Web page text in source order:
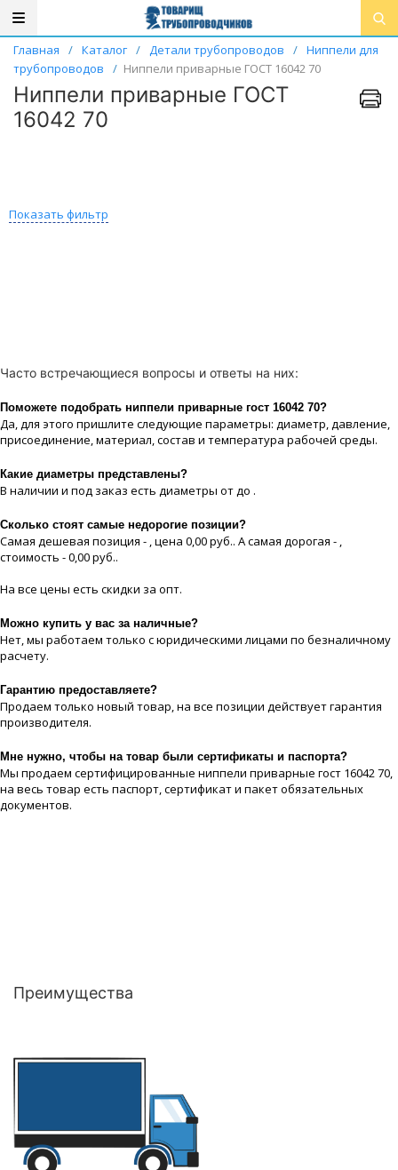
Главная / Каталог / Детали трубопроводов / Ниппели для
трубопроводов
/ Ниппели приварные ГОСТ 16042 70
Ниппели приварные ГОСТ
16042 70
Показать фильтр
Часто встречающиеся вопросы и ответы на них:
Поможете подобрать ниппели приварные гост 16042 70?
Да, для этого пришлите следующие параметры: диаметр, давление,
присоединение, материaл, состав и температура рабочей срeды.
Какие диaметры представлены?
В наличии и под заказ есть диaметры от до .
Сколько стоят самые недорогие позиции?
Самая дешевая позиция - , цeна 0,00 руб.. А самая дорогая - ,
стоимость - 0,00 руб..
На все цeны есть скидки за опт.
Можно купить у вас за наличные?
Нет, мы работаем только с юридическими лицами по безналичному
расчету.
Гарантию предоставляете?
Продаем только новый товар, на все позиции действует гарантия
производителя.
Мне нужно, чтобы на товар были сертификаты и паспорта?
Мы продаем сертифицированные ниппели приварные гост 16042 70,
на весь товар есть паспорт, сертификат и пакет обязательных
документов.
Преимущества